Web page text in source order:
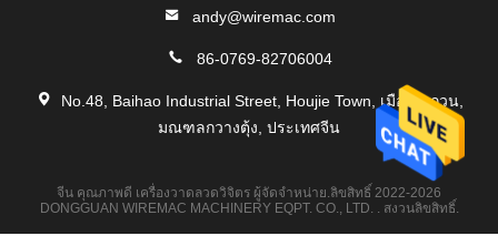
andy@wiremac.com
86-0769-82706004
No.48, Baihao Industrial Street, Houjie Town, เมืองตงกวน,
มณฑลกวางตุ้ง, ประเทศจีน
จีน คุณภาพดี เครื่องวาดลวดวิจิตร ผู้จัดจําหน่าย.ลิขสิทธิ์ 2022-2026
DONGGUAN WIREMAC MACHINERY EQPT. CO., LTD. . สงวนลิขสิทธิ์.